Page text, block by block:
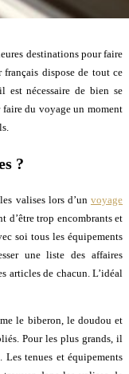
destinations pour faire
français dispose de tout ce
nécessaire de bien se
faire du voyage un moment
?
valises lors d’un voyage
d’être trop encombrants et
soi tous les équipements
une liste des affaires
articles de chacun. L’idéal
le biberon, le doudou et
Pour les plus grands, il
Les tenues et équipements